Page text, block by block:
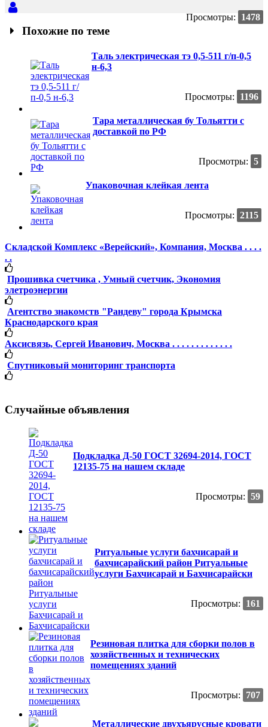
Просмотры: 1478
Похожие по теме
Таль электрическая тэ 0,5-511 г/п-0,5
н-6,3
Просмотры: 1196
Тара металлическая бу Тольятти с
доставкой по РФ
Просмотры: 5
Упаковочная клейкая лента
Просмотры: 2115
Складской Комплекс «Верейский», Компания, Москва . . . .
. .
Прошивка счетчика , Умный счетчик, Экономия
элетроэнергии
Агентство знакомств "Рандеву" города Крымска
Краснодарского края
Аксисвязь, Сергей Иванович, Москва . . . . . . . . . . . . .
Спутниковый мониторинг транспорта
Случайные объявления
Подкладка Д-50 ГОСТ 32694-2014, ГОСТ
12135-75 на нашем складе
Просмотры: 59
Ритуальные услуги бахчисарай и
бахчисарайский район Ритуальные
услуги Бахчисарай и Бахчисарайски
Просмотры: 161
Резиновая плитка для сборки полов в
хозяйственных и технических
помещениях зданий
Просмотры: 707
Металлические двухъярусные кровати